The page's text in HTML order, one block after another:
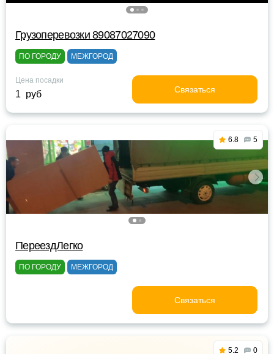
Грузоперевозки 89087027090
ПО ГОРОДУ МЕЖГОРОД
Цена посадки
1 руб Связаться
6.8 5
ПереездЛегко
ПО ГОРОДУ МЕЖГОРОД
Связаться
5.2 0